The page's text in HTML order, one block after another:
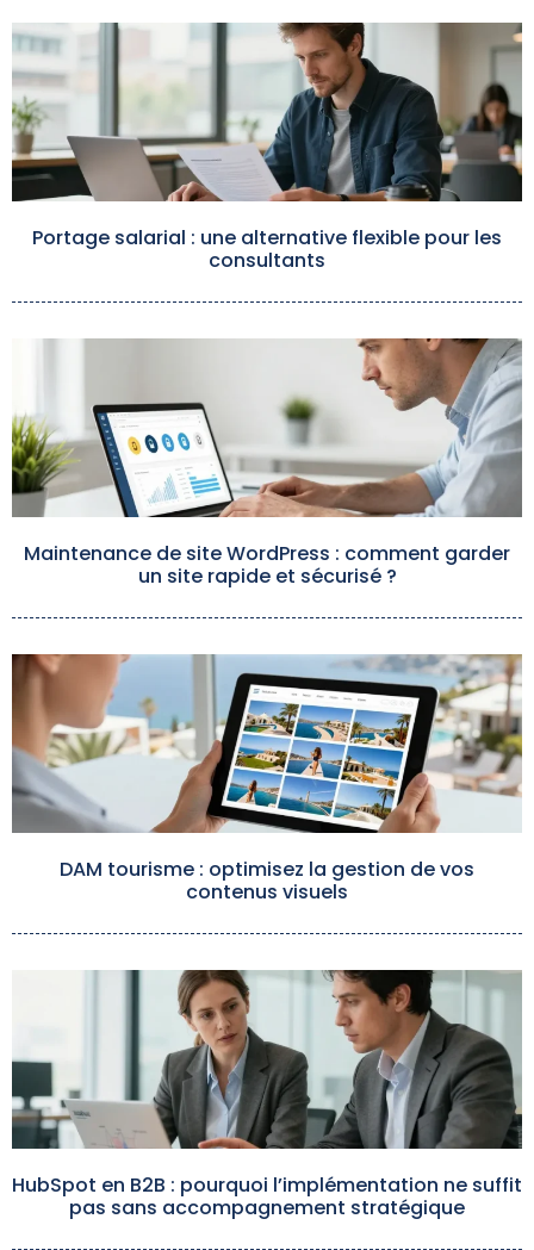
Portage salarial : une alternative flexible pour les
consultants
Maintenance de site WordPress : comment garder
un site rapide et sécurisé ?
DAM tourisme : optimisez la gestion de vos
contenus visuels
HubSpot en B2B : pourquoi l’implémentation ne suffit
pas sans accompagnement stratégique